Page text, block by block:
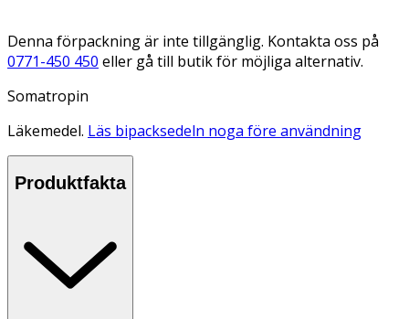
Denna förpackning är inte tillgänglig. Kontakta oss på
0771-450 450 eller gå till butik för möjliga alternativ.
Somatropin
Läkemedel. Läs bipacksedeln noga före användning
Produktfakta